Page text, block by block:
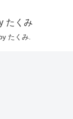
たくみ
たくみ.